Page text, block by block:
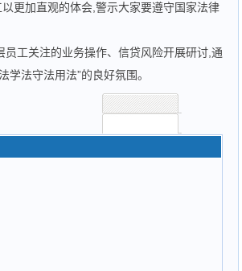
更加直观的体会,警示大家要遵守国家法律
员工关注的业务操作、信贷风险开展研讨,通
法守法用法”的良好氛围。
动
放 打造全龄友好社区
战
展第八届进口博览会
真